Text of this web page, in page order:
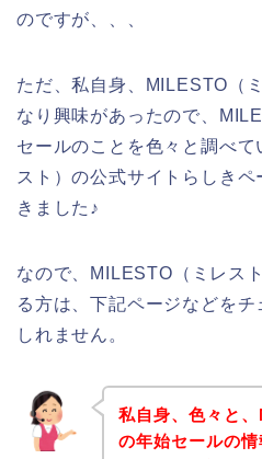
のですが、、、
ただ、私自身、MILESTO（
なり興味があったので、
セールのことを色々と調べ
スト）の公式サイトらしき
きました♪
なので、MILESTO（ミレス
る方は、下記ページなどを
しれません。
私自身、色々と
の年始セールの